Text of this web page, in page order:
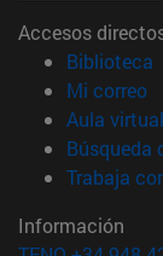
Accesos
Biblioteca
Mi correo
Aula
Búsqueda
Trabaja
Información